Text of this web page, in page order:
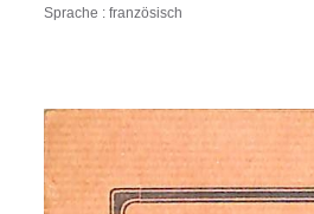
Sprache : französisch